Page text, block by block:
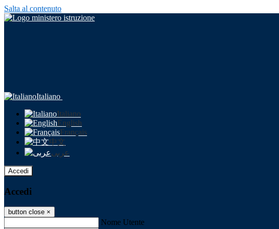
Salta al contenuto
Italiano
Italiano
English
Français
中文
عربى
Accedi
Accedi
button close ×
Nome Utente